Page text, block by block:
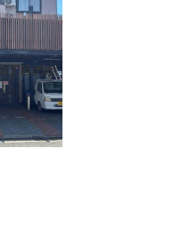
丁目のホ